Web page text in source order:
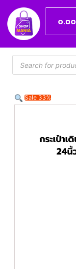
0.00
Sale 33%